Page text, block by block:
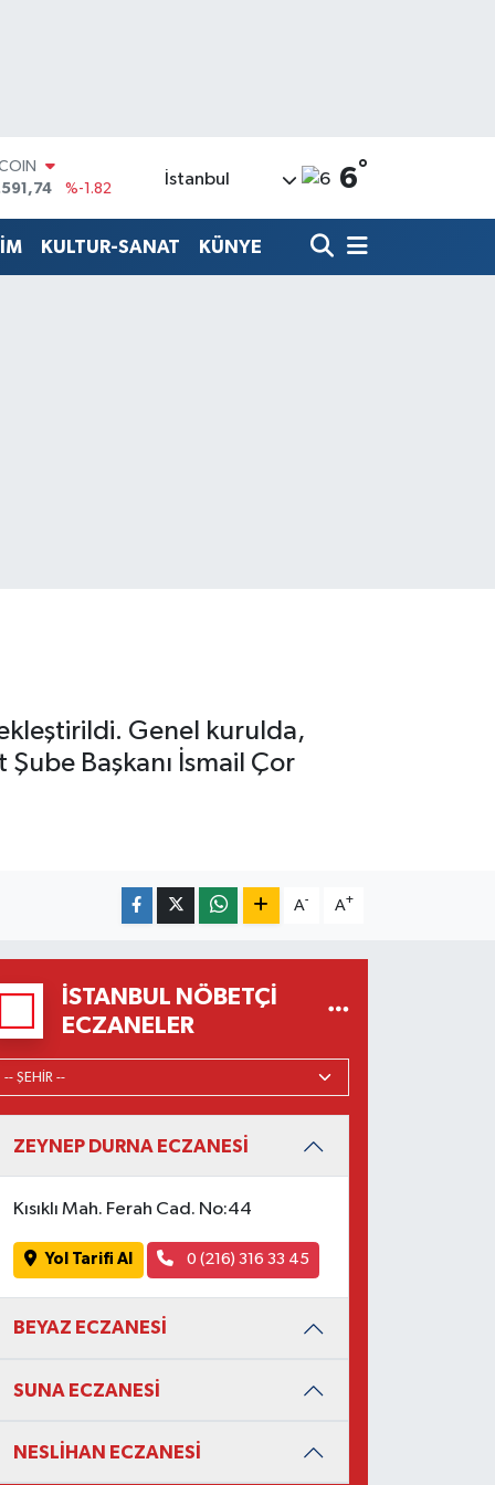
%-1.82
%0.19
İstanbul 6°
KULTUR-SANAT KÜNYE
Genel kurulda,
Başkanı İsmail Çor
A- A+
İSTANBUL NÖBETÇI
ECZANELER
ZEYNEP DURNA ECZANESİ
Kısıklı Mah. Ferah Cad. No:44
Yol Tarifi Al 0 (216) 316 33 45
BEYAZ ECZANESİ
SUNA ECZANESİ
NESLİHAN ECZANESİ